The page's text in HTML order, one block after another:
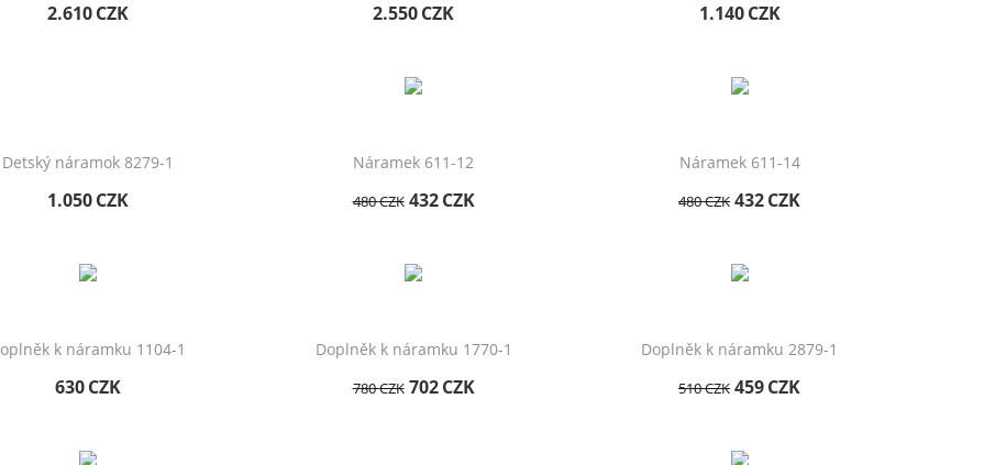
2.610 CZK 2.550CZK 1.140 CZK
Detský náramok 8279-1
1.050 CZK
Náramek 611-12
480CZK 432 CZK
Náramek 611-14
480CZK 432CZK
k náramku 1104-1
630 CZK
Doplněk k náramku 1770-1
780CZK 702 CZK
Doplněk k náramku 2879-1
510CZK 459CZK